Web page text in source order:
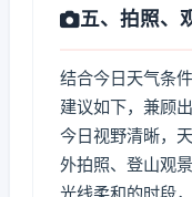
五、拍照、
结合今日天气条
建议如下，兼顾
今日视野清晰，
外拍照、登山观